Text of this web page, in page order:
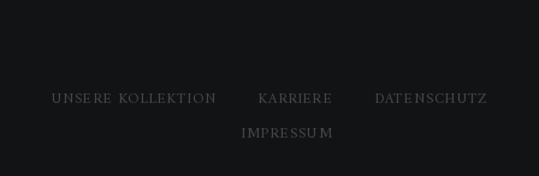
UNSERE KOLLEKTION KARRIERE
DATENSCHUTZ
IMPRESSUM